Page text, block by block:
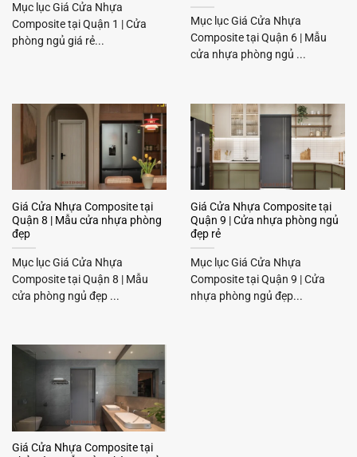
Mục lục Giá Cửa Nhựa
Composite tại Quận 1 | Cửa
phòng ngủ giá rẻ...
Mục lục Giá Cửa Nhựa
Composite tại Quận 6 | Mẫu
cửa nhựa phòng ngủ ...
Giá Cửa Nhựa Composite tại
Quận 8 | Mẫu cửa nhựa phòng
đẹp
Mục lục Giá Cửa Nhựa
Composite tại Quận 8 | Mẫu
cửa phòng ngủ đẹp ...
Giá Cửa Nhựa Composite tại
Quận 9 | Cửa nhựa phòng ngủ
đẹp rẻ
Mục lục Giá Cửa Nhựa
Composite tại Quận 9 | Cửa
nhựa phòng ngủ đẹp...
Giá Cửa Nhựa Composite tại